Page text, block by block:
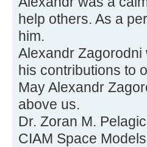
help others. As a
him.
Alexandr Zagorodni
his contributions to
May Alexandr
above us.
Dr. Zoran M.
CIAM Space